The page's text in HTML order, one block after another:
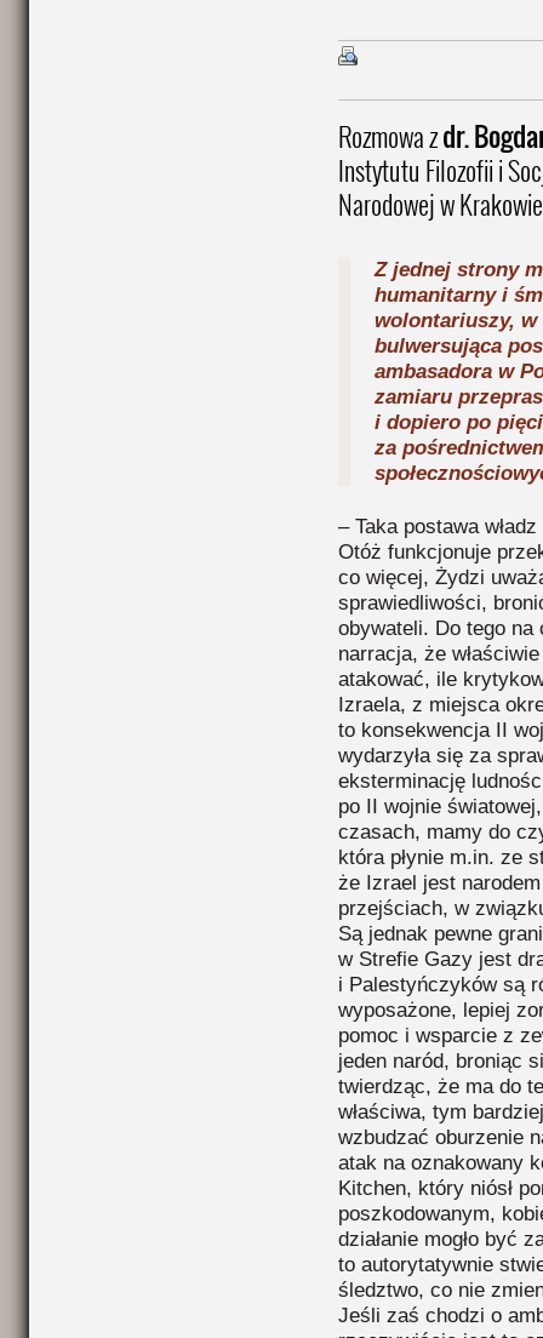
Rozmowa zdr.
Instytutu Filozofii i
Narodowej w Krakowie
Z jednej strony
humanitarny i
wolontariuszy,
bulwersująca
ambasadora w
zamiaru
i dopiero po
za
– Taka postawa
Otóż funkcjonuje
co więcej, Żydzi
sprawiedliwości,
obywateli. Do tego na
narracja, że
atakować, ile
Izraela, z miejsca
to konsekwencja II
wydarzyła się za
eksterminację
po II wojnie
czasach, mamy do
która płynie m.in. ze
że Izrael jest
przejściach, w
Są jednak pewne
w Strefie Gazy jest
i Palestyńczyków są
wyposażone, lepiej
pomoc i wsparcie z
jeden naród, broniąc
twierdząc, że ma do
właściwa, tym
wzbudzać oburzenie
atak na oznakowany
Kitchen, który niósł
poszkodowanym,
działanie mogło być
to autorytatywnie
śledztwo, co nie
Jeśli zaś chodzi o